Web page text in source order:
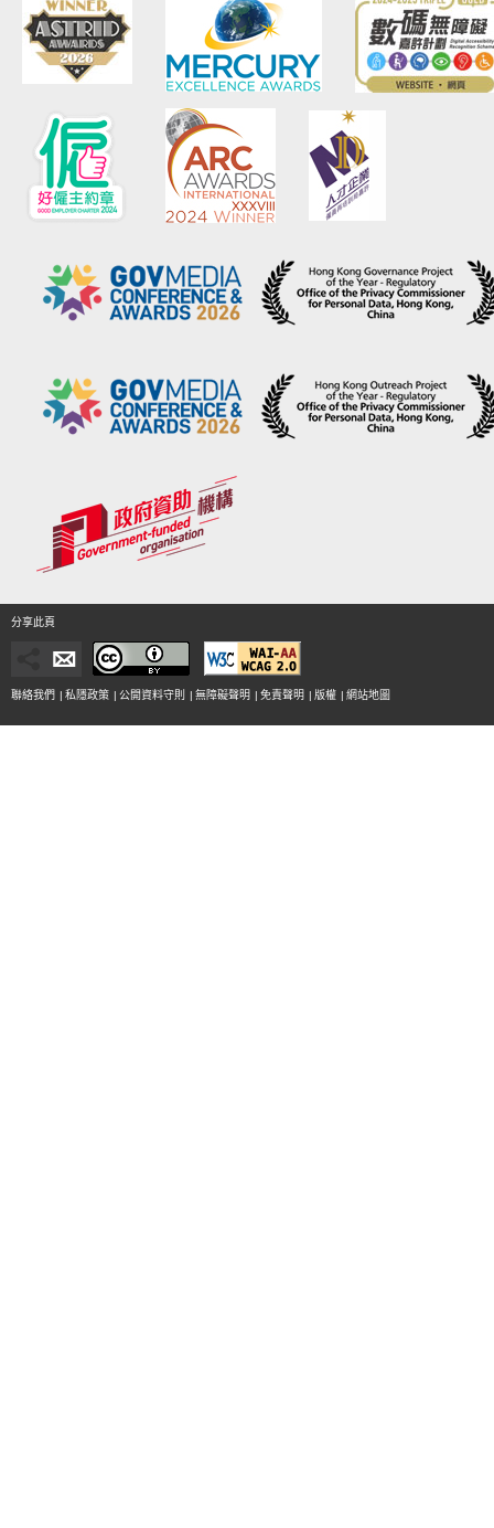
分享此頁
聯絡我們 | 私隱政策 | 公開資料守則 | 無障礙聲明 | 免責聲明 | 版權 | 網站地圖